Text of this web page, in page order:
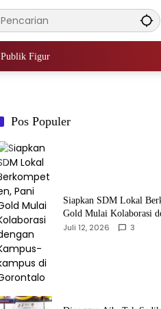
Publik Figur
Pos Populer
‎Siapkan SDM Lokal
Gold Mulai Kolaborasi
kampus di Gorontalo
Juli 12, 2026 3